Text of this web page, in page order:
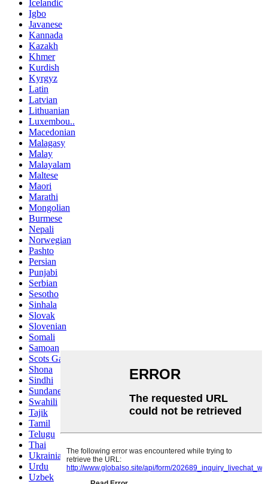
Icelandic
Igbo
Javanese
Kannada
Kazakh
Khmer
Kurdish
Kyrgyz
Latin
Latvian
Lithuanian
Luxembou..
Macedonian
Malagasy
Malay
Malayalam
Maltese
Maori
Marathi
Mongolian
Burmese
Nepali
Norwegian
Pashto
Persian
Punjabi
Serbian
Sesotho
Sinhala
Slovak
Slovenian
Somali
Samoan
Scots Gaelic
Shona
Sindhi
Sundanese
Swahili
Tajik
Tamil
Telugu
Thai
Ukrainian
Urdu
Uzbek